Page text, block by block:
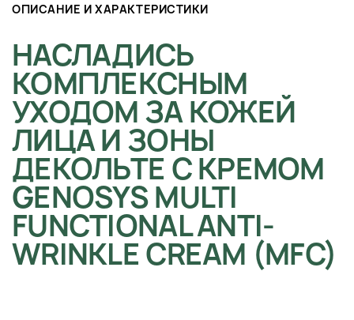
ОПИСАНИЕ И ХАРАКТЕРИСТИКИ
НАСЛАДИСЬ
КОМПЛЕКСНЫМ
УХОДОМ ЗА КОЖЕЙ
ЛИЦА И ЗОНЫ
ДЕКОЛЬТЕ С КРЕМОМ
GENOSYS MULTI
FUNCTIONAL ANTI-
WRINKLE CREAM (MFC)